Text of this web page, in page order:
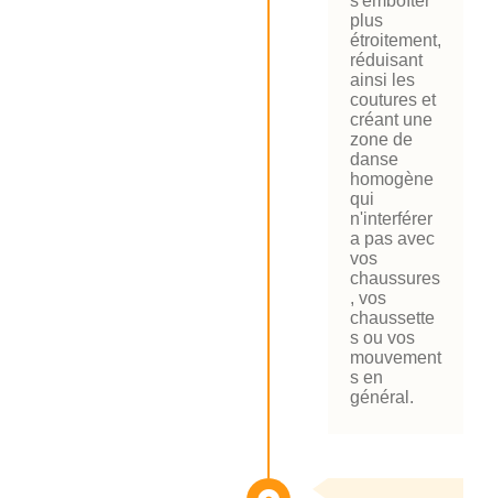
plus
étroitement,
réduisant
ainsi les
coutures et
créant une
zone de
danse
homogène
qui
n'interférer
a pas avec
vos
chaussures
, vos
chaussette
s ou vos
mouvement
s en
général.